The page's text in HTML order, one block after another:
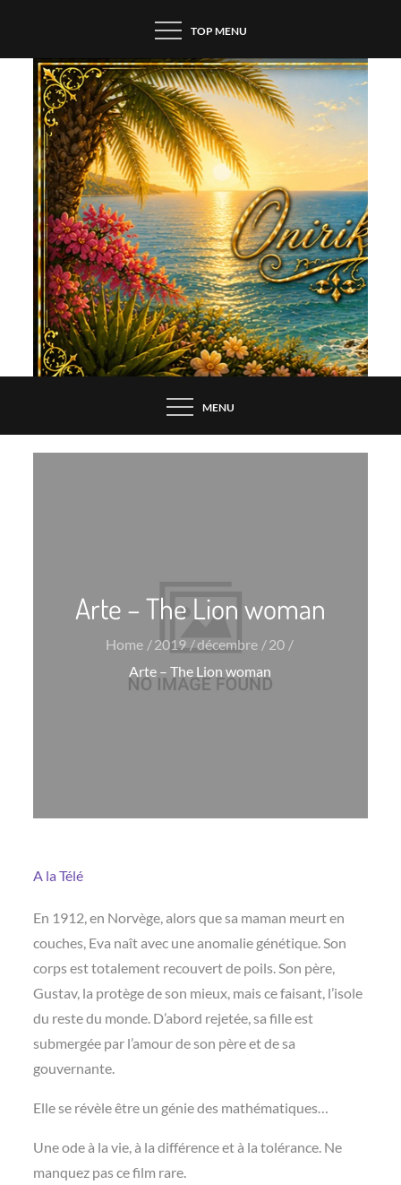
content
TOP MENU
MENU
Arte – The Lion woman
Home 2019 décembre
20
Arte – The Lion woman
A la Télé
En 1912, en Norvège, alors que sa maman meurt en
couches, Eva naît avec une anomalie génétique. Son
corps est totalement recouvert de poils. Son père,
Gustav, la protège de son mieux, mais ce faisant, l’isole
du reste du monde. D’abord rejetée, sa fille est
submergée par l’amour de son père et de sa
gouvernante.
Elle se révèle être un génie des mathématiques…
Une ode à la vie, à la différence et à la tolérance. Ne
manquez pas ce film rare.